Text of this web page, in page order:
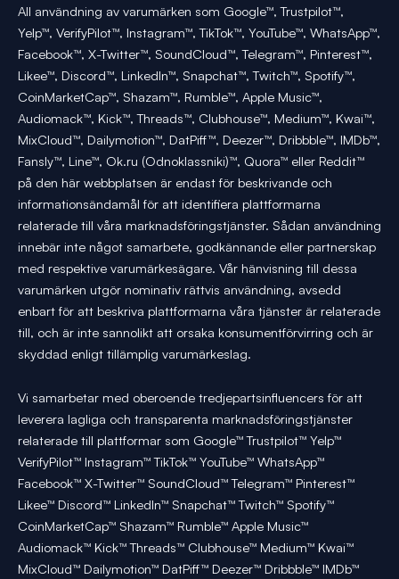
All användning av varumärken som Google™, Trustpilot™,
Yelp™, VerifyPilot™, Instagram™, TikTok™, YouTube™, WhatsApp™,
Facebook™, X-Twitter™, SoundCloud™, Telegram™, Pinterest™,
Likee™, Discord™, LinkedIn™, Snapchat™, Twitch™, Spotify™,
CoinMarketCap™, Shazam™, Rumble™, Apple Music™,
Audiomack™, Kick™, Threads™, Clubhouse™, Medium™, Kwai™,
MixCloud™, Dailymotion™, DatPiff™, Deezer™, Dribbble™, IMDb™,
Fansly™, Line™, Ok.ru (Odnoklassniki)™, Quora™ eller Reddit™
på den här webbplatsen är endast för beskrivande och
informationsändamål för att identifiera plattformarna
relaterade till våra marknadsföringstjänster. Sådan användning
innebär inte något samarbete, godkännande eller partnerskap
med respektive varumärkesägare. Vår hänvisning till dessa
varumärken utgör nominativ rättvis användning, avsedd
enbart för att beskriva plattformarna våra tjänster är relaterade
till, och är inte sannolikt att orsaka konsumentförvirring och är
skyddad enligt tillämplig varumärkeslag.
Vi samarbetar med oberoende tredjepartsinfluencers för att
leverera lagliga och transparenta marknadsföringstjänster
relaterade till plattformar som Google™ Trustpilot™ Yelp™
VerifyPilot™ Instagram™ TikTok™ YouTube™ WhatsApp™
Facebook™ X-Twitter™ SoundCloud™ Telegram™ Pinterest™
Likee™ Discord™ LinkedIn™ Snapchat™ Twitch™ Spotify™
CoinMarketCap™ Shazam™ Rumble™ Apple Music™
Audiomack™ Kick™ Threads™ Clubhouse™ Medium™ Kwai™
MixCloud™ Dailymotion™ DatPiff™ Deezer™ Dribbble™ IMDb™